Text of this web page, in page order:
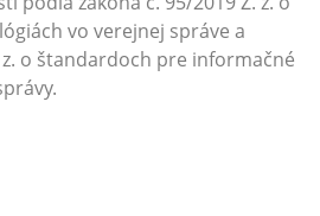
vo verejnej správe a
z. o štandardoch pre informačné